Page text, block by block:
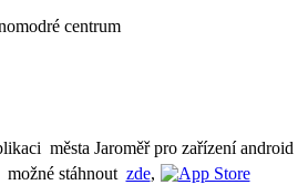
města Jaroměř pro zařízení android
stáhnout zde,